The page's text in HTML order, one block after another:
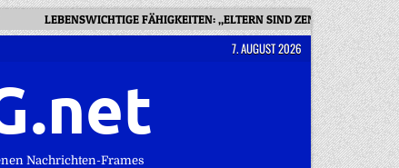
LEBENSWICHTIGE FÄHIGKEITEN: „ELTERN SIND ZENTRAL FÜR DEN
7. AUGUST 2026
Nachrichten-Frames